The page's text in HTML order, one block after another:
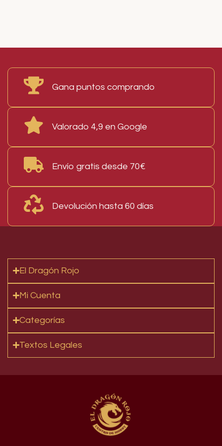
AÑADIR AL CARRITO
Gana puntos comprando
Valorado 4,9 en Google
Envío gratis desde 70€
Devolución hasta 60 días
El Dragón Rojo
Mi Cuenta
Categorías
Textos Legales